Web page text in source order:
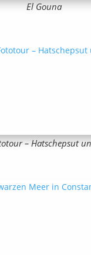
El Gouna
– Hatschepsut